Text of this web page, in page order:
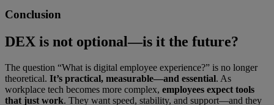
Conclusion
DEX is not optional—is it the future?
The question “What is digital employee experience?” is no longer
theoretical. It’s practical, measurable—and essential. As
workplace tech becomes more complex, employees expect tools
that just work. They want speed, stability, and support—and they